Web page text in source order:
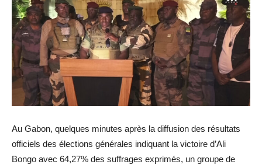
Au Gabon, quelques minutes après la diffusion des résultats
officiels des élections générales indiquant la victoire d’Ali
Bongo avec 64,27% des suffrages exprimés, un groupe de